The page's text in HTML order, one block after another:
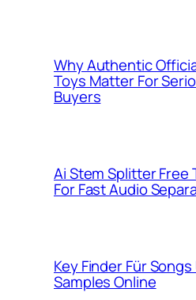
Why Authentic
Toys Matter For
Buyers
Ai Stem Splitter Free
For Fast Audio
Key Finder Für
Samples Online